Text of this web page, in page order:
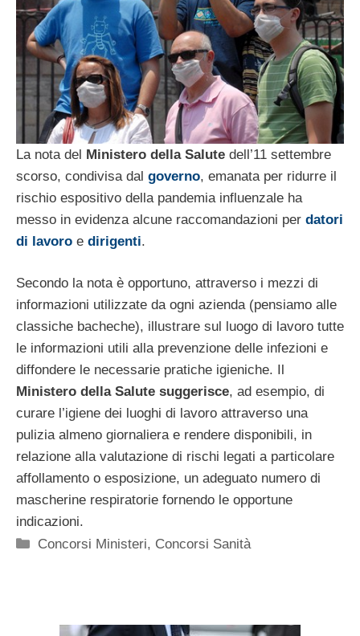
La nota del Ministero della Salute dell’11 settembre
scorso, condivisa dal governo, emanata per ridurre il
rischio espositivo della pandemia influenzale ha
messo in evidenza alcune raccomandazioni per datori
di lavoro e dirigenti.
Secondo la nota è opportuno, attraverso i mezzi di
informazioni utilizzate da ogni azienda (pensiamo alle
classiche bacheche), illustrare sul luogo di lavoro tutte
le informazioni utili alla prevenzione delle infezioni e
diffondere le necessarie pratiche igieniche. Il
Ministero della Salute suggerisce, ad esempio, di
curare l’igiene dei luoghi di lavoro attraverso una
pulizia almeno giornaliera e rendere disponibili, in
relazione alla valutazione di rischi legati a particolare
affollamento o esposizione, un adeguato numero di
mascherine respiratorie fornendo le opportune
indicazioni.
Categorie
Concorsi Ministeri, Concorsi Sanità